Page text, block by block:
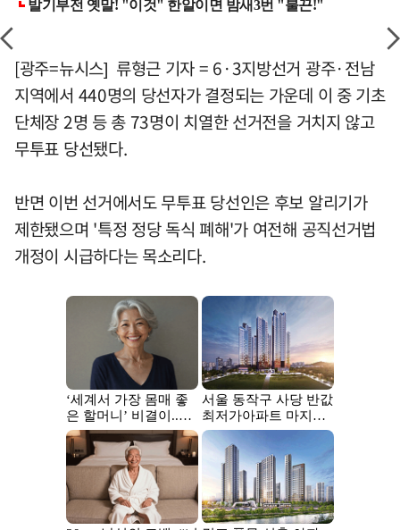
[광주=뉴시스] 류형근 기자 = 6·3지방선거 광주·전남
지역에서 440명의 당선자가 결정되는 가운데 이 중 기초
단체장 2명 등 총 73명이 치열한 선거전을 거치지 않고
무투표 당선됐다.
반면 이번 선거에서도 무투표 당선인은 후보 알리기가
제한됐으며 '특정 정당 독식 폐해'가 여전해 공직선거법
개정이 시급하다는 목소리다.